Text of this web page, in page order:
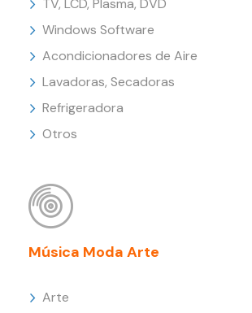
TV, LCD, Plasma, DVD
Windows Software
Acondicionadores de Aire
Lavadoras, Secadoras
Refrigeradora
Otros
Música Moda Arte
Arte